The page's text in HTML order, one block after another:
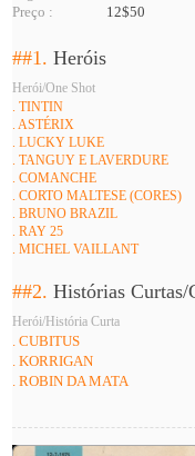
Preço :
12$50
##1.Heróis
Herói/One Shot
. TINTIN
. ASTÉRIX
. LUCKY LUKE
. TANGUY E LAVERDURE
. COMANCHE
. CORTO MALTESE (CORES)
. BRUNO BRAZIL
. RAY 25
. MICHEL VAILLANT
##2.Histórias Curtas/
Herói/História Curta
. CUBITUS
. KORRIGAN
. ROBIN DA MATA